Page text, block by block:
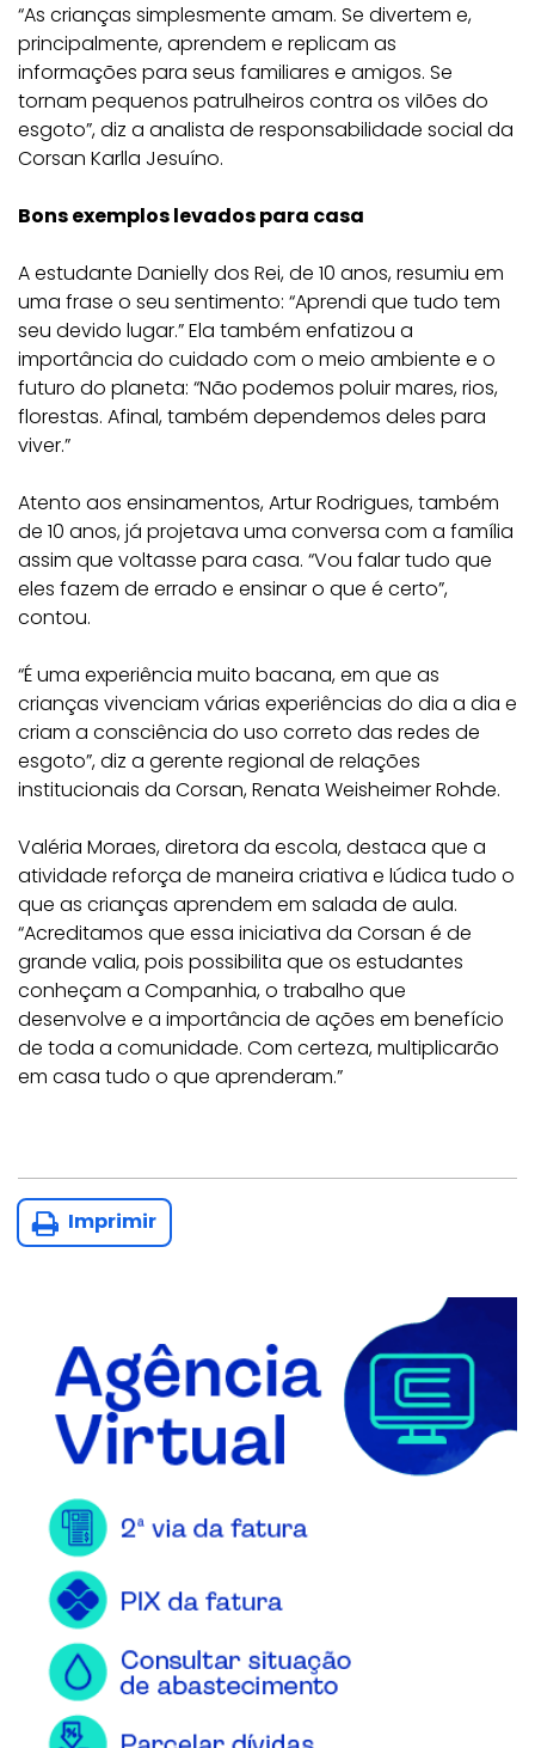
“As crianças simplesmente amam. Se divertem e,
principalmente, aprendem e replicam as
informações para seus familiares e amigos. Se
tornam pequenos patrulheiros contra os vilões do
esgoto”, diz a analista de responsabilidade social da
Corsan Karlla Jesuíno.
Bons exemplos levados para casa
A estudante Danielly dos Rei, de 10 anos, resumiu em
uma frase o seu sentimento: “Aprendi que tudo tem
seu devido lugar.” Ela também enfatizou a
importância do cuidado com o meio ambiente e o
futuro do planeta: “Não podemos poluir mares, rios,
florestas. Afinal, também dependemos deles para
viver.”
Atento aos ensinamentos, Artur Rodrigues, também
de 10 anos, já projetava uma conversa com a família
assim que voltasse para casa. “Vou falar tudo que
eles fazem de errado e ensinar o que é certo”,
contou.
“É uma experiência muito bacana, em que as
crianças vivenciam várias experiências do dia a dia e
criam a consciência do uso correto das redes de
esgoto”, diz a gerente regional de relações
institucionais da Corsan, Renata Weisheimer Rohde.
Valéria Moraes, diretora da escola, destaca que a
atividade reforça de maneira criativa e lúdica tudo o
que as crianças aprendem em salada de aula.
“Acreditamos que essa iniciativa da Corsan é de
grande valia, pois possibilita que os estudantes
conheçam a Companhia, o trabalho que
desenvolve e a importância de ações em benefício
de toda a comunidade. Com certeza, multiplicarão
em casa tudo o que aprenderam.”
Imprimir